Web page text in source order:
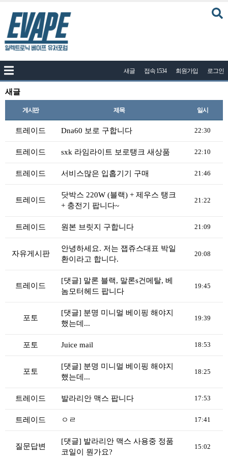
공지사항
나눔이벤트
자유게시판
질문답변
액상
리뷰게시판
툴즈킷
업체게시판
제휴업체
구매
나눔
즐겨찾기
새글 접속 1534 회원가입 로그인
새글
게시판 제목 일시
트레이드 Dna60 보로 구합니다 22:30
트레이드 sxk 라임라이트 보로탱크 새상품 22:10
트레이드 서비스많은 입홉기기 구매 21:46
트레이드
닷박스 220W (블랙) + 제우스 탱크
+ 충전기 팝니다~
21:22
트레이드 원본 브릿지 구합니다 21:09
자유게시판
안녕하세요. 저는 잽쥬스대표 박일
환이라고 합니다.
20:08
트레이드
[댓글] 말론 블랙, 말론s건메탈, 베
놈모터헤드 팝니다
19:45
포토
[댓글] 분명 미니멀 베이핑 해야지
했는데...
19:39
포토 Juice mail 18:53
포토
[댓글] 분명 미니멀 베이핑 해야지
했는데...
18:25
트레이드 발라리안 맥스 팝니다 17:53
트레이드 ㅇㄹ 17:41
질문답변
[댓글] 발라리안 맥스 사용중 정품
코일이 뭔가요?
15:02